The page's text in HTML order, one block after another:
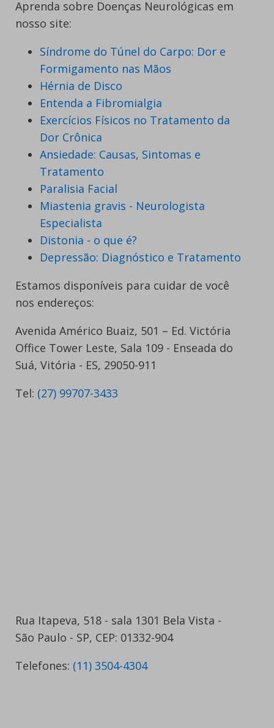
Aprenda sobre Doenças Neurológicas em
nosso site:
Síndrome do Túnel do Carpo: Dor e
Formigamento nas Mãos
Hérnia de Disco
Entenda a Fibromialgia
Exercícios Físicos no Tratamento da
Dor Crônica
Ansiedade: Causas, Sintomas e
Tratamento
Paralisia Facial
Miastenia gravis - Neurologista
Especialista
Distonia - o que é?
Depressão: Diagnóstico e Tratamento
Estamos disponíveis para cuidar de você
nos endereços:
Avenida Américo Buaiz, 501 – Ed. Victória
Office Tower Leste, Sala 109 - Enseada do
Suá, Vitória - ES, 29050-911
Tel: (27) 99707-3433
Rua Itapeva, 518 - sala 1301 Bela Vista -
São Paulo - SP, CEP: 01332-904
Telefones: (11) 3504-4304